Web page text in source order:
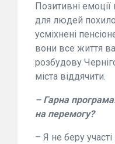
Позитивні
для людей
усміхнені
вони все життя
розбудову
міста віддячити.
– Гарна
на перемогу?
– Я не беру